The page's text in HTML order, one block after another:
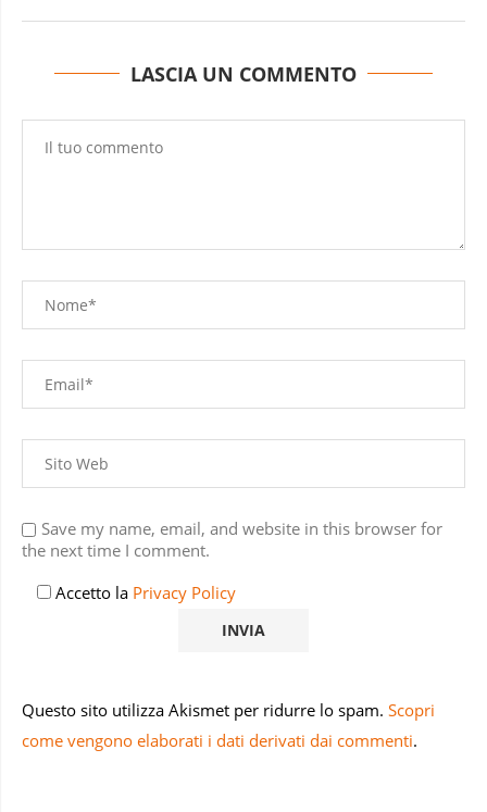
LASCIA UN COMMENTO
Save my name, email, and website in this browser for
the next time I comment.
Accetto la Privacy Policy
Questo sito utilizza Akismet per ridurre lo spam. Scopri
come vengono elaborati i dati derivati dai commenti.